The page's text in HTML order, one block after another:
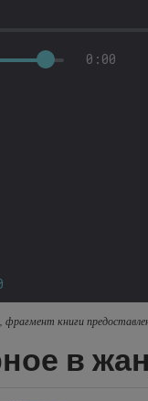
0:00
фрагмент книги
в